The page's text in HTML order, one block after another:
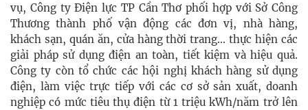
vụ, Công ty Điện lực TP Cần Thơ phối hợp với Sở Công
Thương thành phố vận động các đơn vị, nhà hàng,
khách sạn, quán ăn, cửa hàng thời trang… thực hiện các
giải pháp sử dụng điện an toàn, tiết kiệm và hiệu quả.
Công ty còn tổ chức các hội nghị khách hàng sử dụng
điện, làm việc trực tiếp với các cơ sở sản xuất, doanh
nghiệp có mức tiêu thụ điện từ 1 triệu kWh/năm trở lên